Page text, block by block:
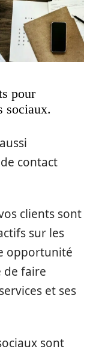
pour
sociaux.
contact
clients sont
sur les
opportunité
de faire
et ses
sont